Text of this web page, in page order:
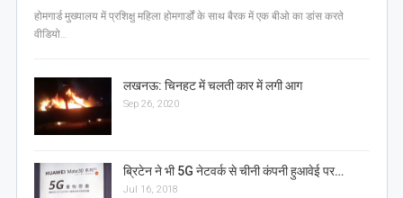
होमगार्ड मुख्यालय में प्रशिक्षु महिला होमगार्डों के साथ बैरक में एक बीओ का डांस करते
वीडियो…
लखनऊ: चिनहट में चलती कार में लगी आग
Sep 26, 2020
ब्रिटेन ने भी 5G नेटवर्क से चीनी कंपनी हुआवेई पर…
Jul 16, 2018